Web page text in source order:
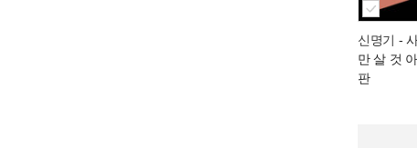
신명기 -
만 살 것
판